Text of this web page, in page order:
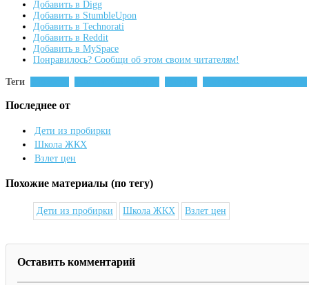
Добавить в Digg
Добавить в StumbleUpon
Добавить в Technorati
Добавить в Reddit
Добавить в MySpace
Понравилось? Сообщи об этом своим читателям!
Теги
Последнее от
Дети из пробирки
Школа ЖКХ
Взлет цен
Похожие материалы (по тегу)
Дети из пробирки Школа ЖКХ Взлет цен
Оставить комментарий